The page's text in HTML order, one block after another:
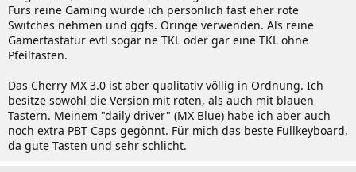
Fürs reine Gaming würde ich persönlich fast eher rote
Switches nehmen und ggfs. Oringe verwenden. Als reine
Gamertastatur evtl sogar ne TKL oder gar eine TKL ohne
Pfeiltasten.
Das Cherry MX 3.0 ist aber qualitativ völlig in Ordnung. Ich
besitze sowohl die Version mit roten, als auch mit blauen
Tastern. Meinem "daily driver" (MX Blue) habe ich aber auch
noch extra PBT Caps gegönnt. Für mich das beste Fullkeyboard,
da gute Tasten und sehr schlicht.